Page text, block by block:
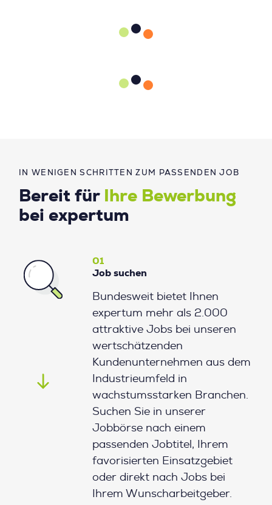
IN WENIGEN SCHRITTEN ZUM PASSENDEN JOB
Bereit für
Ihre Bewerbung
bei expertum
01
Job suchen
Bundesweit bietet Ihnen
expertum mehr als 2.000
attraktive Jobs bei unseren
wertschätzenden
Kundenunternehmen aus dem
Industrieumfeld in
wachstumsstarken Branchen.
Suchen Sie in unserer
Jobbörse nach einem
passenden Jobtitel, Ihrem
favorisierten Einsatzgebiet
oder direkt nach Jobs bei
Ihrem Wunscharbeitgeber.